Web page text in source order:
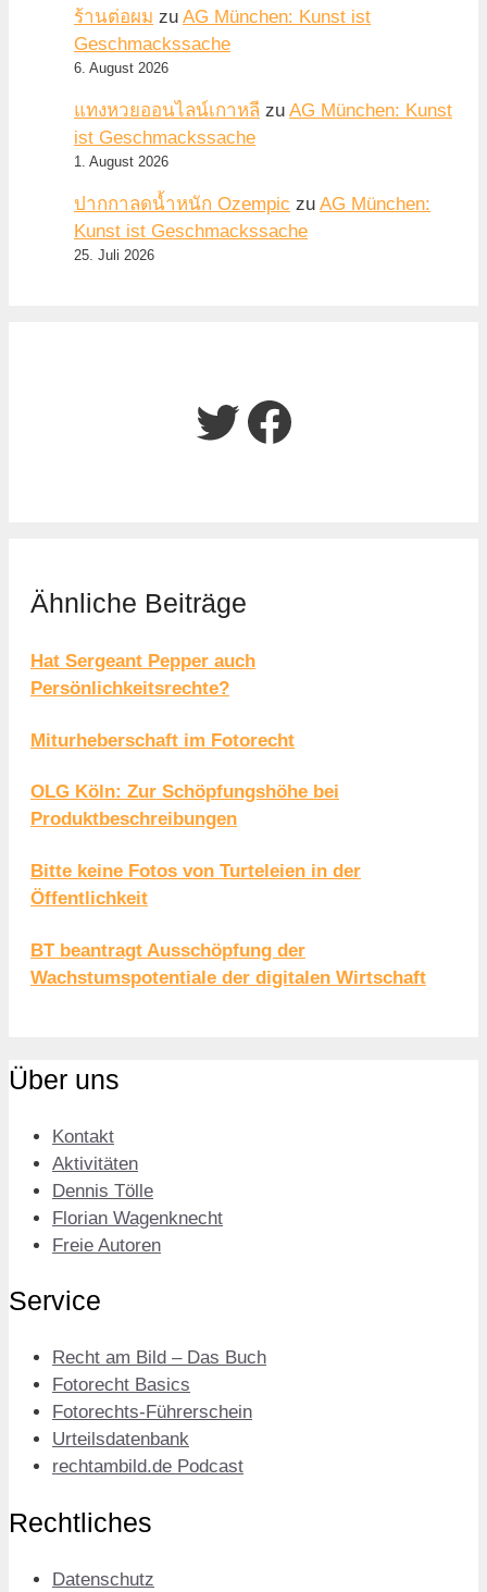
ร้านต่อผม zu AG München: Kunst ist
Geschmackssache
6. August 2026
แทงหวยออนไลน์เกาหลี zu AG München: Kunst
ist Geschmackssache
1. August 2026
ปากกาลดน้ำหนัก Ozempic zu AG München:
Kunst ist Geschmackssache
25. Juli 2026
Twitter
Facebook
Ähnliche Beiträge
Hat Sergeant Pepper auch
Persönlichkeitsrechte?
Miturheberschaft im Fotorecht
OLG Köln: Zur Schöpfungshöhe bei
Produktbeschreibungen
Bitte keine Fotos von Turteleien in der
Öffentlichkeit
BT beantragt Ausschöpfung der
Wachstumspotentiale der digitalen Wirtschaft
Über uns
Kontakt
Aktivitäten
Dennis Tölle
Florian Wagenknecht
Freie Autoren
Service
Recht am Bild – Das Buch
Fotorecht Basics
Fotorechts-Führerschein
Urteilsdatenbank
rechtambild.de Podcast
Rechtliches
Datenschutz